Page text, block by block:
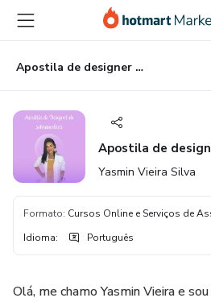
para
conteúdo
principal
para
pagamento
para
rodapé
Apostila de designer de sobrancelhas
Apostila de
Yasmin Vieira Silva
Formato: Cursos Online e Serviços de
Idioma: Português
Olá, me chamo Yasmin Vieira e